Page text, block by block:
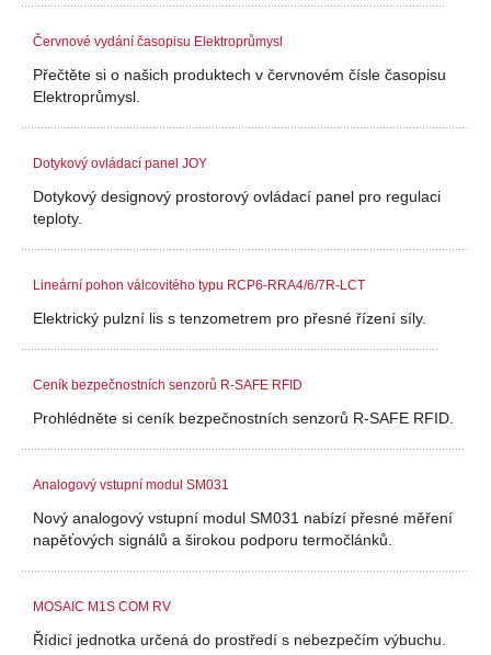
Červnové vydání časopisu Elektroprůmysl
Přečtěte si o našich produktech v červnovém čísle časopisu
Elektroprůmysl.
Dotykový ovládací panel JOY
Dotykový designový prostorový ovládací panel pro regulaci
teploty.
Lineární pohon válcovitého typu RCP6-RRA4/6/7R-LCT
Elektrický pulzní lis s tenzometrem pro přesné řízení síly.
Ceník bezpečnostních senzorů R-SAFE RFID
Prohlédněte si ceník bezpečnostních senzorů R-SAFE RFID.
Analogový vstupní modul SM031
Nový analogový vstupní modul SM031 nabízí přesné měření
napěťových signálů a širokou podporu termočlánků.
MOSAIC M1S COM RV
Řídicí jednotka určená do prostředí s nebezpečím výbuchu.